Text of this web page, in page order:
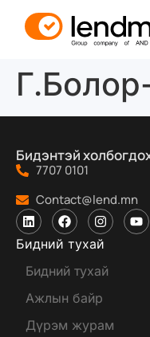
Бидэнтэй
7707 0101
Contact@lend.mn
Бидний тухай
Бидний тухай
Ажлын байр
Дүрэм журам